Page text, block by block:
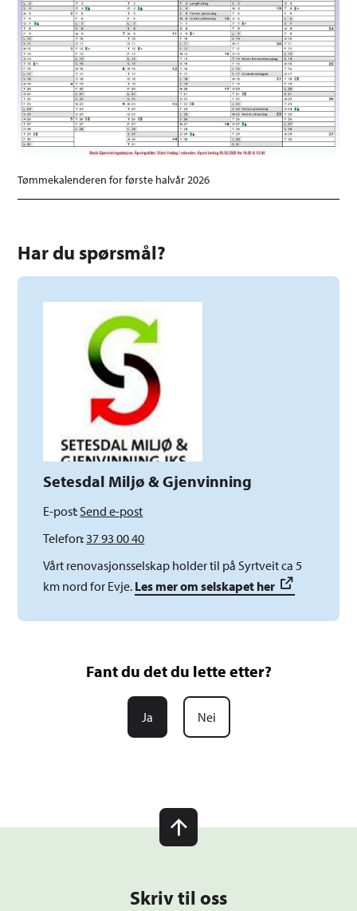
Tømmekalenderen for første halvår 2026
Har du spørsmål?
Setesdal Miljø & Gjenvinning
E-postSend e-post
Telefon37 93 00 40
Vårt renovasjonsselskap holder til på Syrtveit ca 5
km nord for Evje. Les mer om selskapet her
Fant du det du lette etter?
Ja Nei
Skriv til oss